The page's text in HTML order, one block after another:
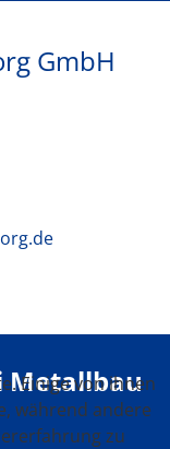
Metallbau
Einige von ihnen
während andere
zu